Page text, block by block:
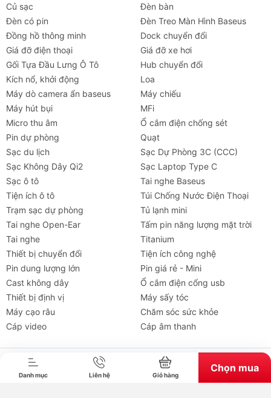
Tai nghe Máy chiếu Cho thuê
Danh mục Liên hệ Giỏ hàng
Chọn mua
Củ sạc
Đèn bàn
Đèn có pin
Đèn Treo Màn Hình Baseus
Đồng hồ thông minh
Dock chuyển đổi
Giá đỡ điện thoại
Giá đỡ xe hơi
Gối Tựa Đầu Lưng Ô Tô
Hub chuyển đổi
Kích nổ, khởi động
Loa
Máy dò camera ẩn baseus
Máy chiếu
Máy hút bụi
MFi
Micro thu âm
Ổ cắm điện chống sét
Pin dự phòng
Quạt
Sạc du lịch
Sạc Dự Phòng 3C (CCC)
Sạc Không Dây Qi2
Sạc Laptop Type C
Sạc ô tô
Tai nghe Baseus
Tiện ích ô tô
Túi Chống Nước Điện Thoại
Trạm sạc dự phòng
Tủ lạnh mini
Tai nghe Open-Ear
Tấm pin năng lượng mặt trời
Tai nghe
Titanium
Thiết bị chuyển đổi
Tiện ích công nghệ
Pin dung lượng lớn
Pin giá rẻ - Mini
Cast không dây
Ổ cắm điện cổng usb
Thiết bị định vị
Máy sấy tóc
Máy cạo râu
Chăm sóc sức khỏe
Cáp video
Cáp âm thanh
Bản quyền thuộc về chube.vn. Cung cấp bởi Sapo.